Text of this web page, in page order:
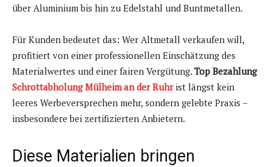
über Aluminium bis hin zu Edelstahl und Buntmetallen.
Für Kunden bedeutet das: Wer Altmetall verkaufen will,
profitiert von einer professionellen Einschätzung des
Materialwertes und einer fairen Vergütung. Top Bezahlung
Schrottabholung Mülheim an der Ruhrist längst kein
leeres Werbeversprechen mehr, sondern gelebte Praxis –
insbesondere bei zertifizierten Anbietern.
Diese Materialien bringen